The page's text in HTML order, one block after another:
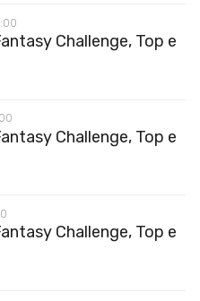
Challenge, Top e
Challenge, Top e
Challenge, Top e